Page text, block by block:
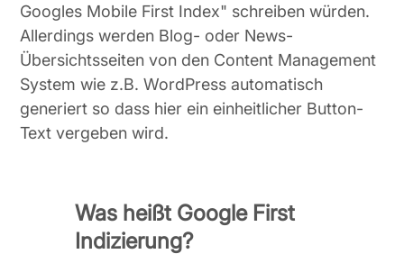
Googles Mobile First Index" schreiben würden.
Allerdings werden Blog- oder News-
Übersichtsseiten von den Content Management
System wie z.B. WordPress automatisch
generiert so dass hier ein einheitlicher Button-
Text vergeben wird.
Was heißt Google First
Indizierung?